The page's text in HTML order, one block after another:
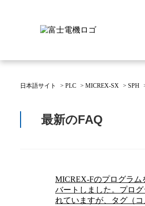
日本語サイト > PLC > MICREX-SX > SPH
最新のFAQ
MICREX-Fのプログラム
バートしました。プロ
れていますが、タグ（